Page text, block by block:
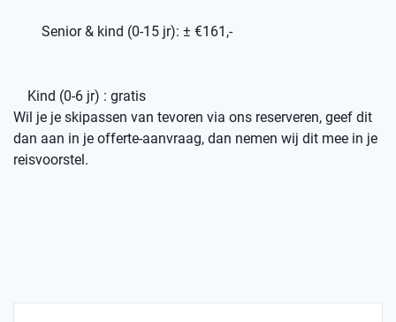
Senior & kind (0-15 jr): ± €161,-
Kind (0-6 jr) : gratis
Wil je je skipassen van tevoren via ons reserveren, geef dit
dan aan in je offerte-aanvraag, dan nemen wij dit mee in je
reisvoorstel.